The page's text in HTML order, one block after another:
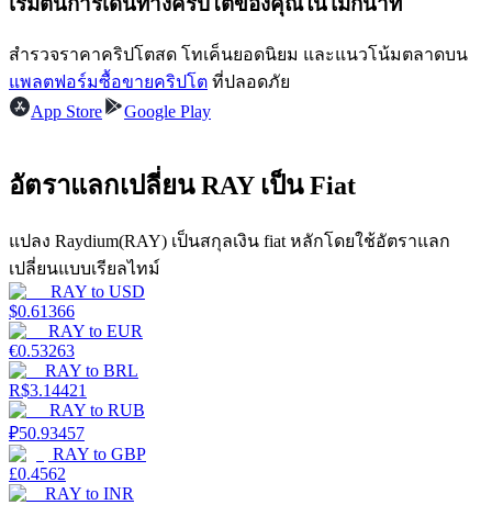
รับรางวัลการแข่งขันทุกวัน
การปักหลัก
ผลตอบแทนสูงและเข้าถึงได้ทันที
สำรวจราคาคริปโตสด โทเค็นยอดนิยม และแนวโน้มตลาดบน
แพลตฟอร์มซื้อขายคริปโต ที่ปลอดภัย
App Store
Google Play
อัตราแลกเปลี่ยน RAY เป็น Fiat
แปลง Raydium(RAY) เป็นสกุลเงิน fiat หลักโดยใช้อัตราแลก
เปลี่ยนแบบเรียลไทม์
RAY to USD
$0.61366
RAY to EUR
€0.53263
RAY to BRL
R$3.14421
RAY to RUB
₽50.93457
RAY to GBP
£0.4562
RAY to INR